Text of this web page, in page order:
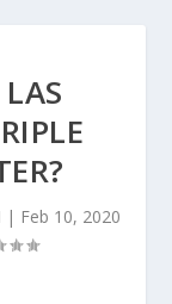
| Feb 10, 2020